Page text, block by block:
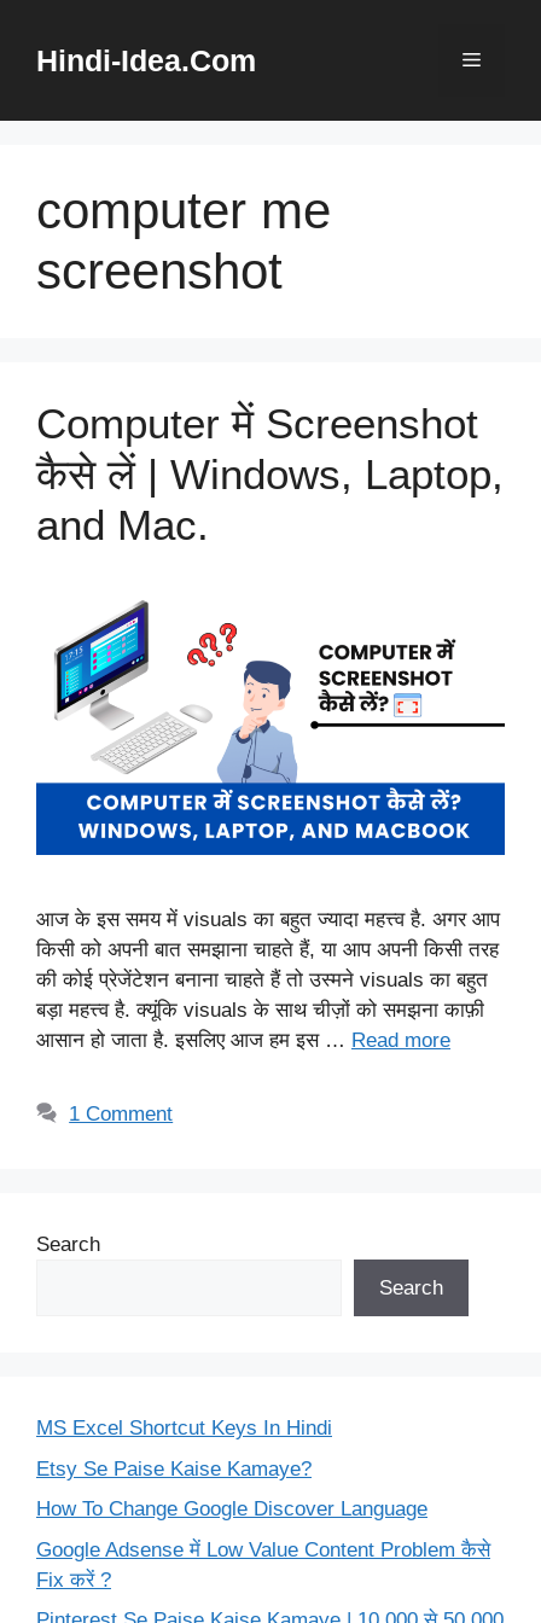
contentHindi-Idea.Com Menu
computer me
screenshot
Computer में Screenshot
कैसे लें | Windows, Laptop,
and Mac.
आज के इस समय में visuals का बहुत ज्यादा महत्त्व है. अगर आप
किसी को अपनी बात समझाना चाहते हैं, या आप अपनी किसी तरह
की कोई प्रेजेंटेशन बनाना चाहते हैं तो उस्मने visuals का बहुत
बड़ा महत्त्व है. क्यूंकि visuals के साथ चीज़ों को समझना काफ़ी
आसान हो जाता है. इसलिए आज हम इस … Read more
1 Comment
Search
Search
MS Excel Shortcut Keys In Hindi
Etsy Se Paise Kaise Kamaye?
How To Change Google Discover Language
Google Adsense में Low Value Content Problem कैसे
Fix करें ?